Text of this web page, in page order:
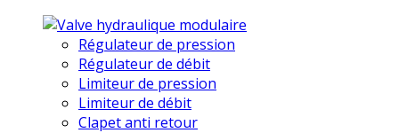
Régulateur de pression
Régulateur de débit
Limiteur de pression
Limiteur de débit
Clapet anti retour